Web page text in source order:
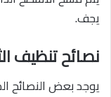
يجف.
نصائح تنظيف
يوجد بعض النصائح